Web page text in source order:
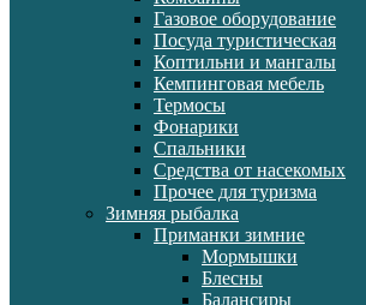
Газовое оборудование
Посуда туристическая
Коптильни и мангалы
Кемпинговая мебель
Термосы
Фонарики
Спальники
Средства от насекомых
Прочее для туризма
Зимняя рыбалка
Приманки зимние
Мормышки
Блесны
Балансиры